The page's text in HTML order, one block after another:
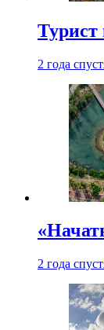
Турист
2 года
2 года